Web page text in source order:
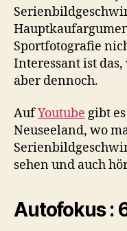
Sportfotografie
Interessant ist
aber dennoch.
AufYoutube gibt
Neuseeland, wo
sehen und auch
Autofokus :